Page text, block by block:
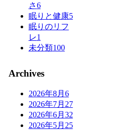
さ6
眠りと健康5
眠りのリフ
レ1
未分類100
Archives
2026年8月 6
2026年7月 27
2026年6月 32
2026年5月 25